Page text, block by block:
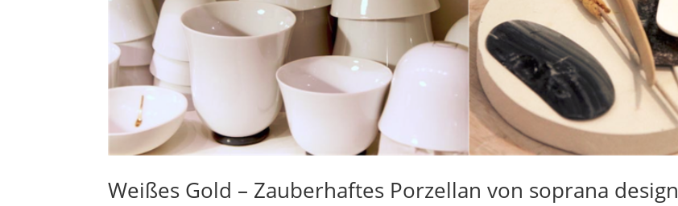
Weißes Gold – Zauberhaftes Porzellan von soprana design